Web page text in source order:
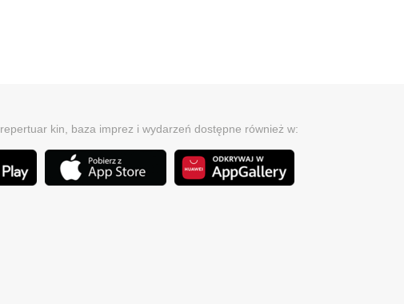
repertuar kin, baza imprez i wydarzeń dostępne również w: